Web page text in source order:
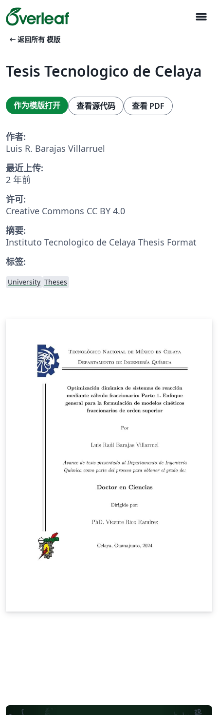
menu
arrow_left_alt 返回所有 模版
Tesis Tecnologico de Celaya
作为模版打开 查看源代码 查看 PDF
作者:
Luis R. Barajas Villarruel
最近上传:
2 年前
许可:
Creative Commons CC BY 4.0
摘要:
Instituto Tecnologico de Celaya Thesis Format
标签:
University Theses